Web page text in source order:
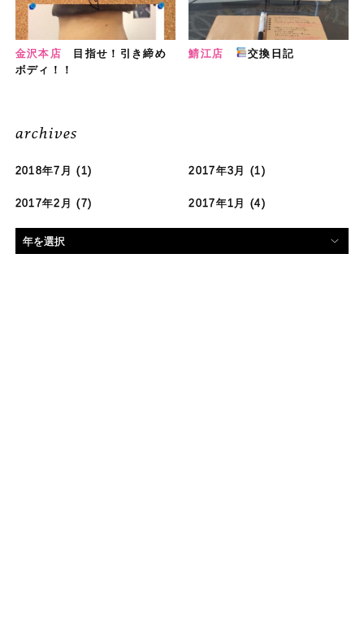
金沢本店
目指せ！引き締め
ボディ！！
鯖江店 交換日記
archives
2018年7月 (1) 2017年3月 (1)
2017年2月 (7) 2017年1月 (4)